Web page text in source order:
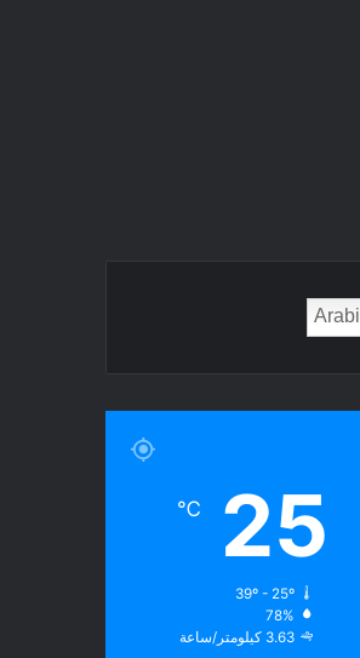
25
℃
39º - 25º
78%
3.63 كيلومتر/ساعة